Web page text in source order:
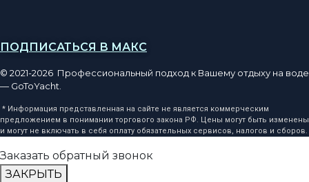
ПОДПИСАТЬСЯ В МАКС
© 2021-2026 Профессиональный подход к Вашему отдыху на воде
— GoToYacht.
* Информация представленная на сайте не является коммерческим
предложением в понимании торгового закона РФ. Цены могут быть изменены
и могут не включать в себя оплату обязательных сервисов, налогов и сборов.
Заказать обратный звонок
ЗАКРЫТЬ